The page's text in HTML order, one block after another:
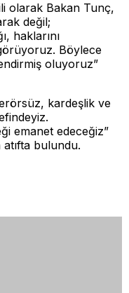
olarak Bakan Tunç,
değil;
haklarını
Böylece
oluyoruz”
kardeşlik ve
emanet edeceğiz”
atıfta bulundu.